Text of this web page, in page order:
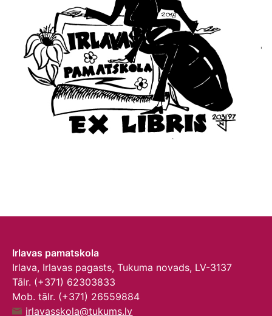
Irlavas pamatskola
Irlava, Irlavas pagasts, Tukuma novads, LV-3137
Tālr. (+371) 62303833
Mob. tālr. (+371) 26559884
irlavasskola@tukums.lv